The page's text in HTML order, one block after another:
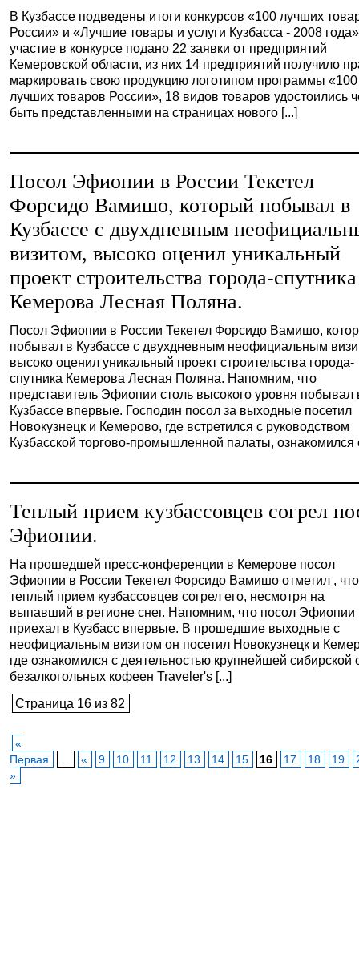
В Кузбассе подведены итоги конкурсов «100 лучших
России» и «Лучшие товары и услуги Кузбасса - 2008
участие в конкурсе подано 22 заявки от предприятий
Кемеровской области, из них 14 предприятий получило
маркировать свою продукцию логотипом программы «100
лучших товаров России», 18 видов товаров удостоились
быть представленными на страницах нового [...]
Посол Эфиопии в России Текетел
Форсидо Вамишо, который побывал в
Кузбассе с двухдневным
визитом, высоко оценил уникальный
проект строительства города-спутника
Кемерова Лесная Поляна.
Посол Эфиопии в России Текетел Форсидо Вамишо,
побывал в Кузбассе с двухдневным неофициальным
высоко оценил уникальный проект строительства города-
спутника Кемерова Лесная Поляна. Напомним, что
представитель Эфиопии столь высокого уровня побывал
Кузбассе впервые. Господин посол за выходные посетил
Новокузнецк и Кемерово, где встретился с руководством
Кузбасской торгово-промышленной палаты, ознакомился
Теплый прием кузбассовцев согрел
Эфиопии.
На прошедшей пресс-конференции в Кемерове посол
Эфиопии в России Текетел Форсидо Вамишо отметил , что
теплый прием кузбассовцев согрел его, несмотря на
выпавший в регионе снег. Напомним, что посол Эфиопии
приехал в Кузбасс впервые. В прошедшие выходные с
неофициальным визитом он посетил Новокузнецк и
где ознакомился с деятельностью крупнейшей сибирской
безалкогольных кофеен Traveler's [...]
Страница 16 из 82
«
Первая
« 9 10 11 12 13 14 15 16 17 18 19
»